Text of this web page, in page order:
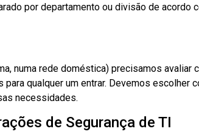
por departamento ou divisão de
numa rede doméstica) precisamos
qualquer um entrar. Devemos escolher
necessidades.
de Segurança de TI